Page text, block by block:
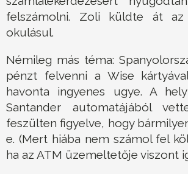
felszámolni. Zoli küldte át
okulásul.
Némileg más téma:
pénzt felvenni a Wise
havonta ingyenes ugye. A
Santander automatájából
feszülten figyelve, hogy
e. (Mert hiába nem számol fel
ha az ATM üzemeltetője viszont